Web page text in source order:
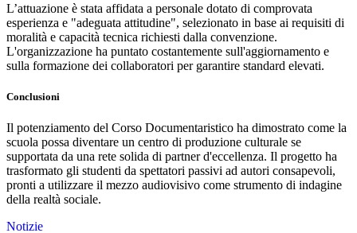
L’attuazione è stata affidata a personale dotato di comprovata
esperienza e "adeguata attitudine", selezionato in base ai requisiti di
moralità e capacità tecnica richiesti dalla convenzione.
L'organizzazione ha puntato costantemente sull'aggiornamento e
sulla formazione dei collaboratori per garantire standard elevati.
Conclusioni
Il potenziamento del Corso Documentaristico ha dimostrato come la
scuola possa diventare un centro di produzione culturale se
supportata da una rete solida di partner d'eccellenza. Il progetto ha
trasformato gli studenti da spettatori passivi ad autori consapevoli,
pronti a utilizzare il mezzo audiovisivo come strumento di indagine
della realtà sociale.
Notizie